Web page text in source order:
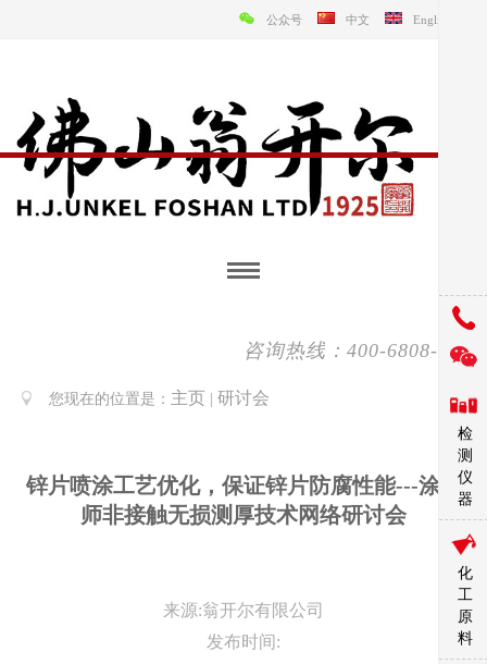
公众号 中文 English
咨询热线：400-6808-138
您现在的位置是： 主页 研讨会
锌片喷涂工艺优化，保证锌片防腐性能---涂魔
师非接触无损测厚技术网络研讨会
来源:翁开尔有限公司
发布时间:
检
测
仪
器
化
工
原
料